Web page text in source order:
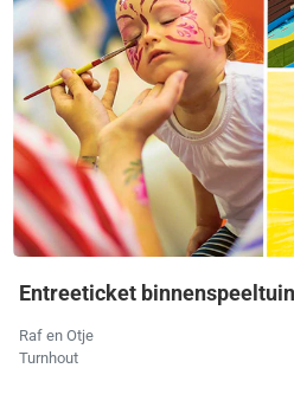
Entreeticket
Raf en Otje
Turnhout